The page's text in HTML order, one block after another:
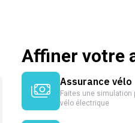
Affiner votre
Assurance vélo
Faites une simulation
vélo électrique